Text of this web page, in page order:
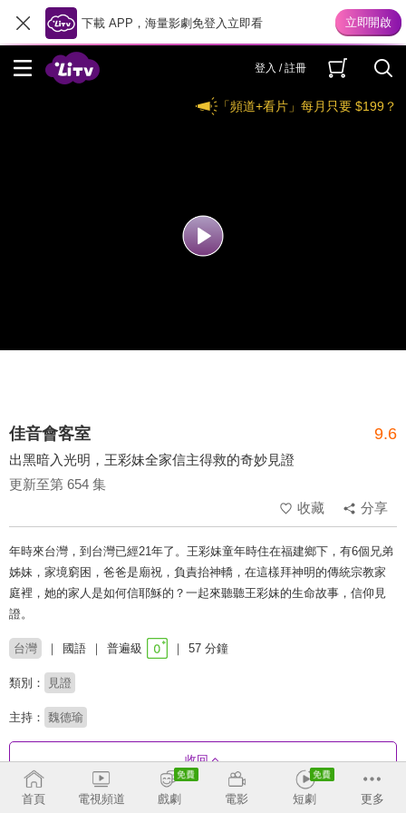
下載 APP，海量影劇免登入立即看
登入 / 註冊
「頻道+看片」每月只要 $199？
佳音會客室 9.6
出黑暗入光明，王彩妹全家信主得救的奇妙見證
更新至第 654 集
收藏
分享
年時來台灣，到台灣已經21年了。王彩妹童年時住在福建鄉下，有6個兄弟
姊妹，家境窮困，爸爸是廟祝，負責抬神轎，在這樣拜神明的傳統宗教家
庭裡，她的家人是如何信耶穌的？一起來聽聽王彩妹的生命故事，信仰見
證。
台灣 國語 普遍級 57 分鐘
類別： 見證
主持： 魏德瑜
收回
首頁 電視頻道 戲劇 電影 短劇 更多